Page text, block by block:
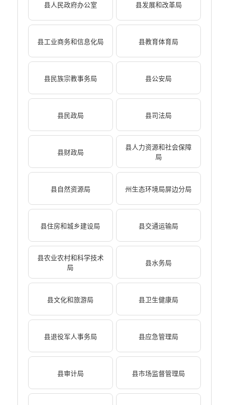
县人民政府办公室 县发展和改革局
县工业商务和信息化局 县教育体育局
县民族宗教事务局 县公安局
县民政局 县司法局
县财政局
县人力资源和社会保障
局
县自然资源局 州生态环境局屏边分局
县住房和城乡建设局 县交通运输局
县农业农村和科学技术
局
县水务局
县文化和旅游局 县卫生健康局
县退役军人事务局 县应急管理局
县审计局 县市场监督管理局